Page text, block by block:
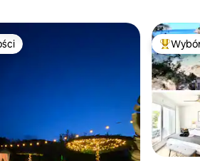
z kategorii Wybór gości